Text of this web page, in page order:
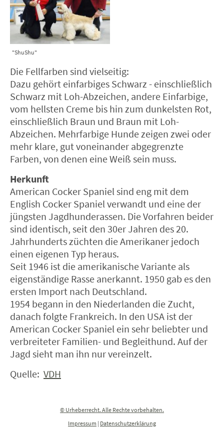
"ShuShu"
Die Fellfarben sind vielseitig:
Dazu gehört einfarbiges Schwarz - einschließlich
Schwarz mit Loh-Abzeichen, andere Einfarbige,
vom hellsten Creme bis hin zum dunkelsten Rot,
einschließlich Braun und Braun mit Loh-
Abzeichen. Mehrfarbige Hunde zeigen zwei oder
mehr klare, gut voneinander abgegrenzte
Farben, von denen eine Weiß sein muss.
Herkunft
American Cocker Spaniel sind eng mit dem
English Cocker Spaniel verwandt und eine der
jüngsten Jagdhunderassen. Die Vorfahren beider
sind identisch, seit den 30er Jahren des 20.
Jahrhunderts züchten die Amerikaner jedoch
einen eigenen Typ heraus.
Seit 1946 ist die amerikanische Variante als
eigenständige Rasse anerkannt. 1950 gab es den
ersten Import nach Deutschland.
1954 begann in den Niederlanden die Zucht,
danach folgte Frankreich. In den USA ist der
American Cocker Spaniel ein sehr beliebter und
verbreiteter Familien- und Begleithund. Auf der
Jagd sieht man ihn nur vereinzelt.
Quelle: VDH
© Urheberrecht. Alle Rechte vorbehalten.
Impressum | Datenschutzerklärung